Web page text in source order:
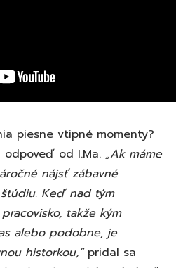
piesne vtipné momenty?
od I.Ma. „Ak máme
nájsť zábavné
Keď nad tým
takže kým
alebo podobne, je
historkou,“pridal sa